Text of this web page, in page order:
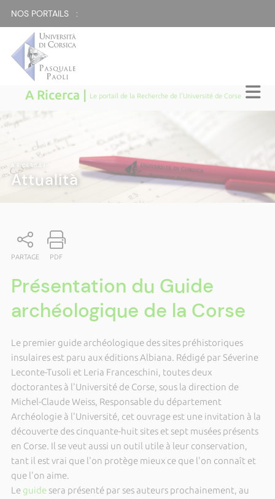
NOS PORTAILS :
A Ricerca | Le portail de la Recherche de l'Université de Corse
A RICERCA
Attualità
PARTAGE PDF
Présentation du Guide
archéologique de la Corse
Le premier guide archéologique des sites préhistoriques
insulaires est paru aux éditions Albiana. Rédigé par Séverine
Leconte-Tusoli et Leria Franceschini, toutes deux
doctorantes à l'Université de Corse, sous la direction de
Michel-Claude Weiss, Responsable du département
Archéologie à l'Université, cet ouvrage est une invitation à la
découverte des cinquante-huit sites et sept musées présents
en Corse. Il se veut aussi un outil utile à leur conservation,
tant il est vrai que l'on protège mieux ce que l'on connaît et
que l'on aime.
Le guidesera présenté par ses auteurs prochainement, au